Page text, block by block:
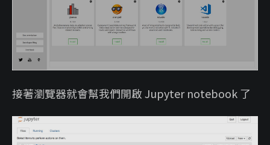
接著瀏覽器就會幫我們開啟 Jupyter notebook 了